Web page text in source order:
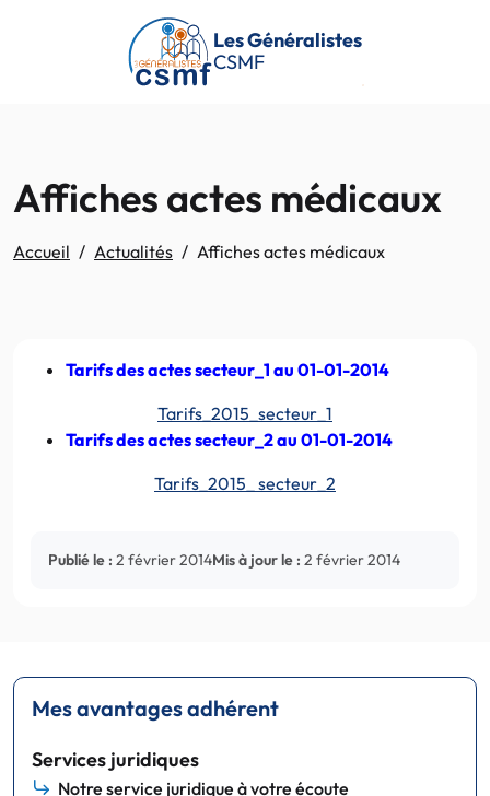
Passer au contenu principal
Les Généralistes
CSMF
Affiches actes médicaux
Accueil Actualités Affiches actes médicaux
Tarifs des actes secteur_1 au 01-01-2014
Tarifs_2015_secteur_1
Tarifs des actes secteur_2 au 01-01-2014
Tarifs_2015_ secteur_2
Publié le : 2 février 2014Mis à jour le : 2 février 2014
Mes avantages adhérent
Services juridiques
Notre service juridique à votre écoute